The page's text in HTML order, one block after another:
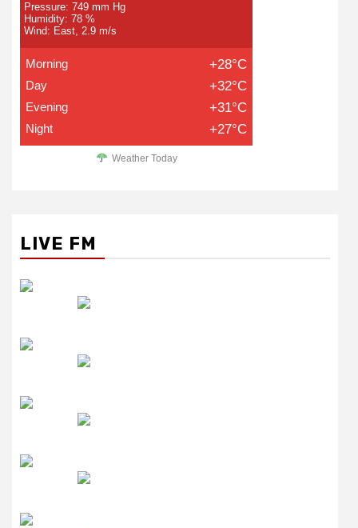
Pressure: 749 mm Hg
Humidity: 78 %
Wind: East, 2.9 m/s
Morning +28°C
Day +32°C
Evening +31°C
Night +27°C
Weather Today
LIVE FM